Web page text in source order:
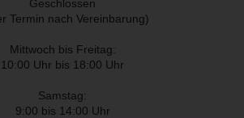
Geschlossen
Termin nach Vereinbarung)
Mittwoch bis Freitag:
10:00 Uhr bis 18:00 Uhr
Samstag:
9:00 bis 14:00 Uhr